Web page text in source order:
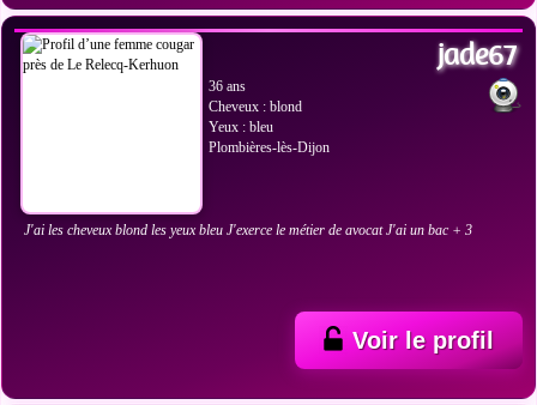
jade67
36 ans
Cheveux : blond
Yeux : bleu
Plombières-lès-Dijon
J'ai les cheveux blond les yeux bleu J'exerce le métier de avocat J'ai un bac + 3
Voir le profil